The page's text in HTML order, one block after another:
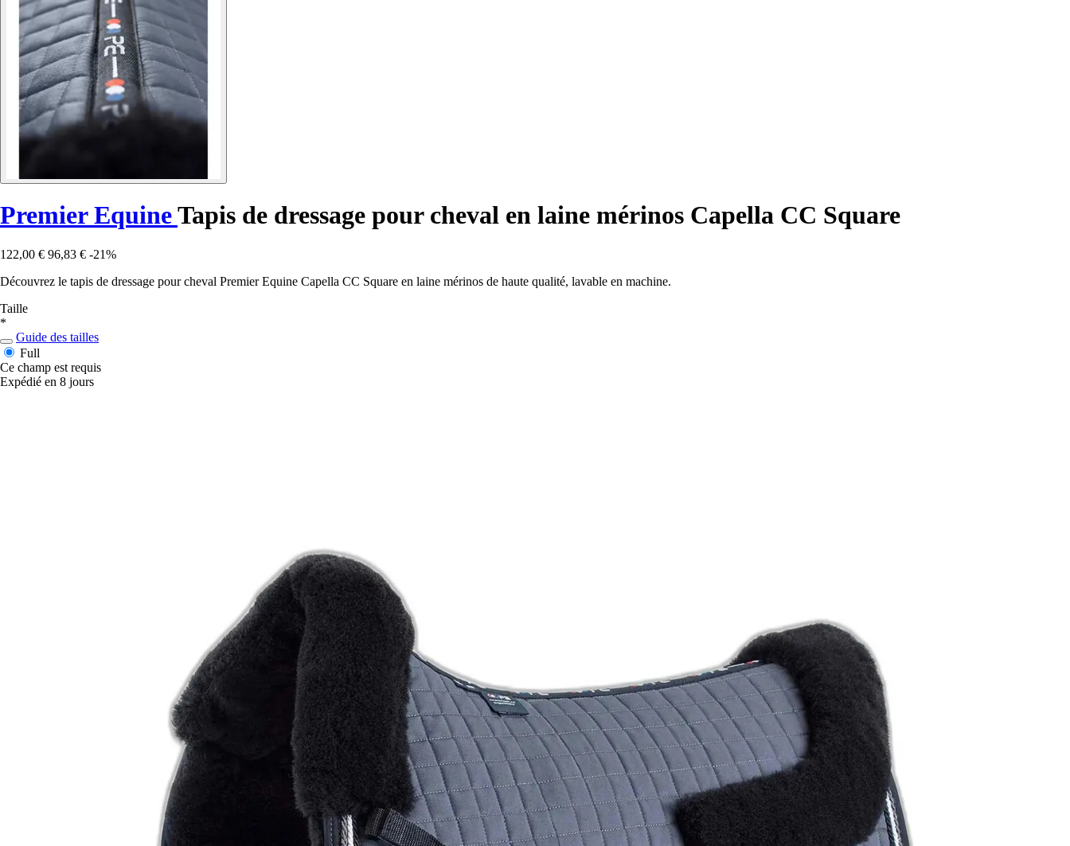
Premier EquineTapis de dressage pour cheval en laine mérinos Capella CC Square
122,00 € 96,83 € -21%
Découvrez le tapis de dressage pour cheval Premier Equine Capella CC Square en laine mérinos de haute qualité, lavable en machine.
Taille
*
Guide des tailles
Full
Ce champ est requis
Expédié en 8 jours